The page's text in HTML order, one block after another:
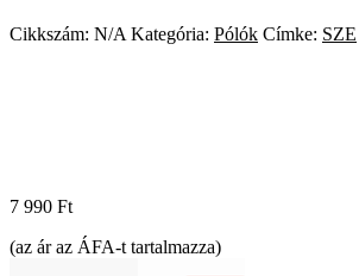
Cikkszám: N/A Kategória: Pólók Címke: SZE
7 990 Ft
(az ár az ÁFA-t tartalmazza)